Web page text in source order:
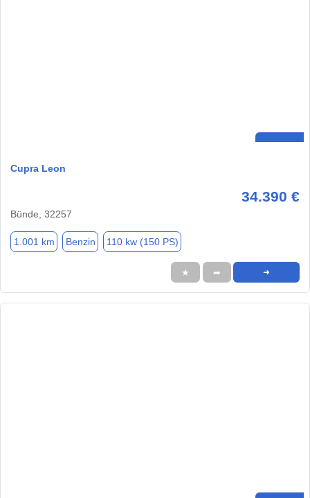
Cupra Leon
34.390 €
Bünde, 32257
1.001 km Benzin 110 kw (150 PS)
★ ➦ ➜